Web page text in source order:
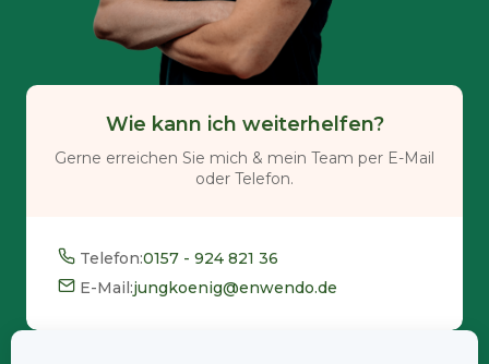
Wie kann ich weiterhelfen?
Gerne erreichen Sie mich & mein Team per E-Mail
oder Telefon.
Telefon:0157 - 924 821 36
E-Mail:jungkoenig@enwendo.de